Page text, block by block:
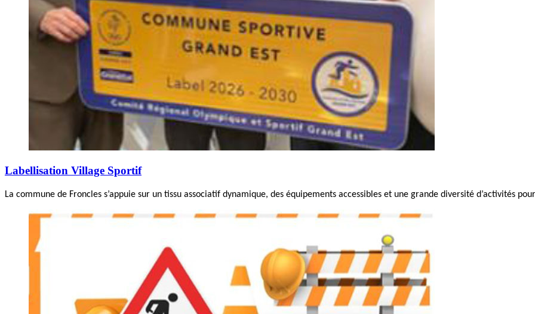
Labellisation Village Sportif
La commune de Froncles s’appuie sur un tissu associatif dynamique, des équipements accessibles et une grande diversité d’activités